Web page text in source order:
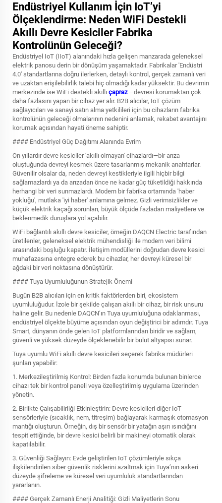
Endüstriyel Kullanım İçin IoT’yi
Ölçeklendirme: Neden WiFi Destekli
Akıllı Devre Kesiciler Fabrika
Kontrolünün Geleceği?
Endüstriyel IoT (IIoT) alanındaki hızla gelişen manzarada geleneksel
elektrik panosu derin bir dönüşüm yaşamaktadır. Fabrikalar 'Endüstri
4.0' standartlarına doğru ilerlerken, detaylı kontrol, gerçek zamanlı veri
ve uzaktan erişilebilirlik talebi hiç olmadığı kadar yüksektir. Bu devrimin
merkezinde ise WiFi destekli akıllı çapraz —devresi korumaktan çok
daha fazlasını yapan bir cihaz yer alır. B2B alıcılar, IoT çözüm
sağlayıcıları ve sanayi satın alma yetkilileri için bu cihazların fabrika
kontrolünün geleceği olmalarının nedenini anlamak, rekabet avantajını
korumak açısından hayati öneme sahiptir.
#### Endüstriyel Güç Dağıtımı Alanında Evrim
On yıllardır devre kesiciler 'akıllı olmayan' cihazlardı—bir arıza
oluştuğunda devreyi kesmek üzere tasarlanmış mekanik anahtarlar.
Güvenilir olsalar da, neden devreyi kestikleriyle ilgili hiçbir bilgi
sağlamazlardı ya da arızadan önce ne kadar güç tüketildiği hakkında
herhangi bir veri sunmazlardı. Modern bir fabrika ortamında 'haber
yokluğu', mutlaka 'iyi haber' anlamına gelmez. Gizli verimsizlikler ve
küçük elektrik kaçağı sorunları, büyük ölçüde fazladan maliyetlere ve
beklenmedik duruşlara yol açabilir.
WiFi bağlantılı akıllı devre kesiciler, örneğin DAQCN Electric tarafından
üretilenler, geleneksel elektrik mühendisliği ile modern veri bilimi
arasındaki boşluğu kapatır. İletişim modüllerini doğrudan devre kesici
muhafazasına entegre ederek bu cihazlar, her devreyi küresel bir
ağdaki bir veri noktasına dönüştürür.
#### Tuya Uyumluluğunun Stratejik Önemi
Bugün B2B alıcıları için en kritik faktörlerden biri, ekosistem
uyumluluğudur. İzole bir şekilde çalışan akıllı bir cihaz, bir risk unsuru
haline gelir. Bu nedenle DAQCN’ın Tuya uyumluluğuna odaklanması,
endüstriyel ölçekte büyüme açısından oyun değiştirici bir adımdır. Tuya
Smart, dünyanın önde gelen IoT platformlarından biridir ve sağlam,
güvenli ve yüksek düzeyde ölçeklenebilir bir bulut altyapısı sunar.
Tuya uyumlu WiFi akıllı devre kesicileri seçerek fabrika müdürleri
şunları yapabilir:
1. Merkezileştirilmiş Kontrol: Birden fazla konumda bulunan binlerce
cihazı tek bir kontrol paneli veya özelleştirilmiş uygulama üzerinden
yönetin.
2. Birlikte Çalışabilirliği Etkinleştirin: Devre kesicileri diğer IoT
sensörleriyle (sıcaklık, nem, titreşim) bağlayarak karmaşık otomasyon
mantığı oluşturun. Örneğin, dış bir sensör bir yatağın aşırı ısındığını
tespit ettiğinde, bir devre kesici belirli bir makineyi otomatik olarak
kapatılabilir.
3. Güvenliği Sağlayın: Evde geliştirilen IoT çözümleriyle sıkça
ilişkilendirilen siber güvenlik risklerini azaltmak için Tuya’nın askeri
düzeyde şifreleme ve küresel veri uyumluluk standartlarından
yararlanın.
#### Gerçek Zamanlı Enerji Analitiği: Gizli Maliyetlerin Sonu